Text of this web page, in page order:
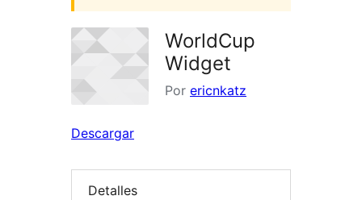
WorldCup
Widget
Por ericnkatz
Descargar
Detalles